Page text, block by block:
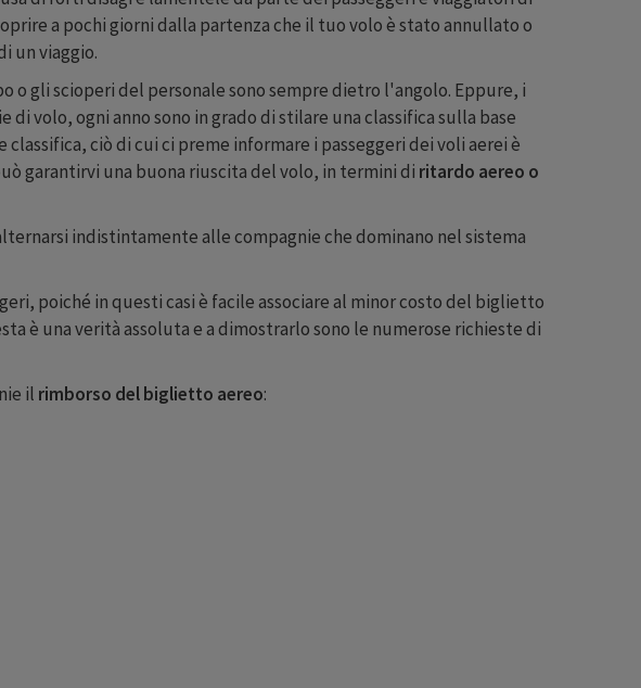
a pochi giorni dalla partenza che il tuo volo è stato annullato o
un viaggio.
o gli scioperi del personale sono sempre dietro l'angolo. Eppure, i
volo, ogni anno sono in grado di stilare una classifica sulla base
ciò di cui ci preme informare i passeggeri dei voli aerei è
garantirvi una buona riuscita del volo, in termini di ritardo aereo o
indistintamente alle compagnie che dominano nel sistema
poiché in questi casi è facile associare al minor costo del biglietto
è una verità assoluta e a dimostrarlo sono le numerose richieste di
il rimborso del biglietto aereo: